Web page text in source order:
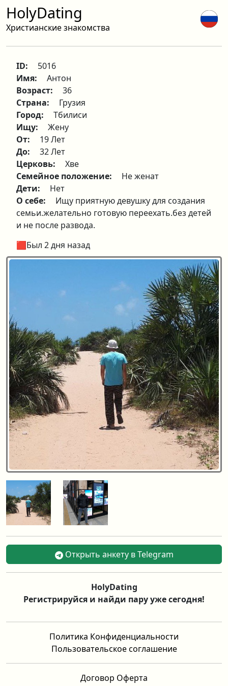
HolyDating
Христианские знакомства
ID:
5016
Имя:
Антон
Возраст:
36
Страна:
Грузия
Город:
Тбилиси
Ищу:
Жену
От:
19 Лет
До:
32 Лет
Церковь:
Хве
Семейное положение:
Не женат
Дети:
Нет
О себе:
Ищу приятную девушку для создания
семьи.желательно готовую переехать.без детей
и не после развода.
🟥Был 2 дня назад
Открыть анкету в Telegram
Политика Конфиденциальности
Пользовательское соглашение
HolyDating
Регистрируйся и найди пару уже сегодня!
Договор Оферта